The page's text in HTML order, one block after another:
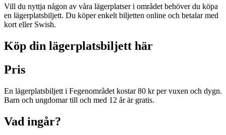
Vill du nyttja någon av våra lägerplatser i området behöver du köpa
en lägerplatsbiljett. Du köper enkelt biljetten online och betalar med
kort eller Swish.
Köp din lägerplatsbiljett här
Pris
En lägerplatsbiljett i Fegenområdet kostar 80 kr per vuxen och dygn.
Barn och ungdomar till och med 12 år är gratis.
Vad ingår?